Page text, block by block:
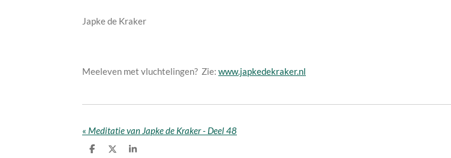
Japke de Kraker
Meeleven met vluchtelingen? Zie: www.japkedekraker.nl
« Meditatie van Japke de Kraker - Deel 48
D
D
S